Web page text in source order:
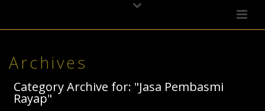
Archives
Category Archive for: "Jasa Pembasmi
Rayap"